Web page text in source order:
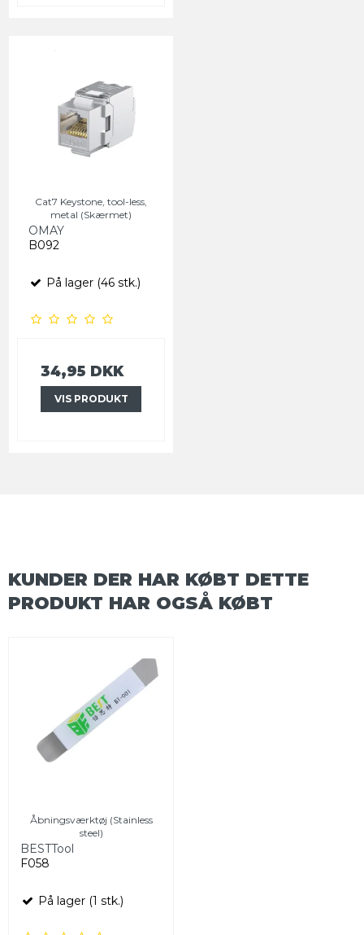
Cat7 Keystone, tool-less,
metal (Skærmet)
OMAY
B092
På lager (46 stk.)
34,95 DKK
VIS PRODUKT
KUNDER DER HAR KØBT DETTE
PRODUKT HAR OGSÅ KØBT
Åbningsværktøj (Stainless
steel)
BESTTool
F058
På lager (1 stk.)